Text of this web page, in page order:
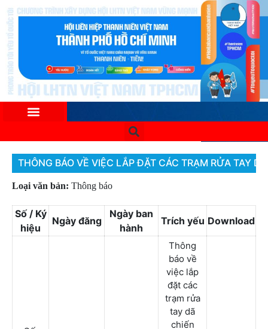
THÔNG BÁO VỀ VIỆC LẮP ĐẶT CÁC TRẠM RỬA TAY
Loại văn bản: Thông báo
Số / Ký
hiệu
Ngày đăng
Ngày ban
hành
Trích yếu Download
Thông
báo về
việc lắp
đặt các
trạm rửa
tay dã
chiến